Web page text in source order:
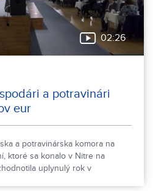
02:26
a potravinári
eur
a potravinárska komora na
ktoré sa konalo v Nitre na
uplynulý rok v